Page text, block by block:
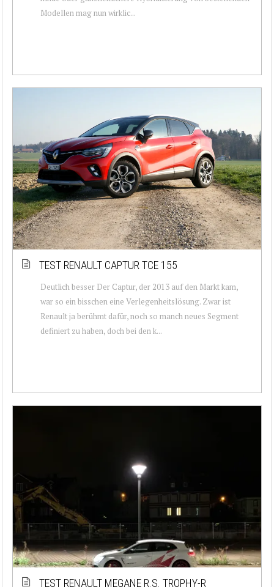
Modellen mag nun wirklic...
TEST RENAULT CAPTUR TCE 155
Deutlich besser Der Captur, der 2013 auf den Markt kam,
war so ein bisschen eine Verlegenheitslösung. Zwar ist
Renault ja berühmt dafür, noch so manch neues Segment
definiert zu haben, doch bei den k...
TEST RENAULT MEGANE R.S. TROPHY-R